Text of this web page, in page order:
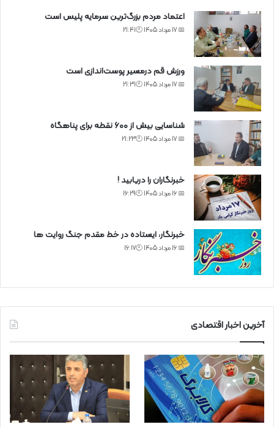
اعتماد مردم بزرگ‌ترین سرمایه پلیس است
📅 17 مرداد 1405 🕙21:41
ورزش قم درمسیر پوست‌اندازی است
📅 17 مرداد 1405 🕙21:31
شناسایی بیش از ۶۰۰ نقطه برای پناهگاه
📅 17 مرداد 1405 🕙21:23
خبرنگاران را دریابید !
📅 16 مرداد 1405 🕙16:29
خبرنگار، ایستاده در خط مقدم جنگ روایت ها
📅 16 مرداد 1405 🕙16:17
آخرین اخبار اقتصادی